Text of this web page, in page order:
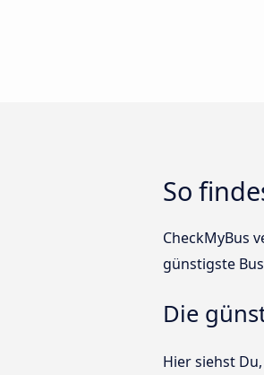
So
CheckMyBus
günstigste
Die
Hier siehst